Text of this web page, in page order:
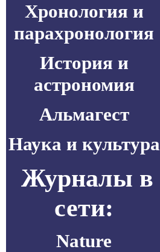
Хронология и
парахронология
История и
астрономия
Альмагест
Наука и культура
Журналы в
сети:
Nature